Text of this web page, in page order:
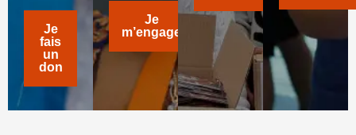
Je
fais
un
don
Je
m’engage